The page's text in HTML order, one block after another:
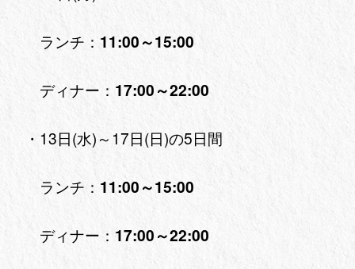
ランチ： 11:00～15:00
ディナー： 17:00～22:00
・13日(水)～17日(日)の5日間
ランチ： 11:00～15:00
ディナー： 17:00～22:00